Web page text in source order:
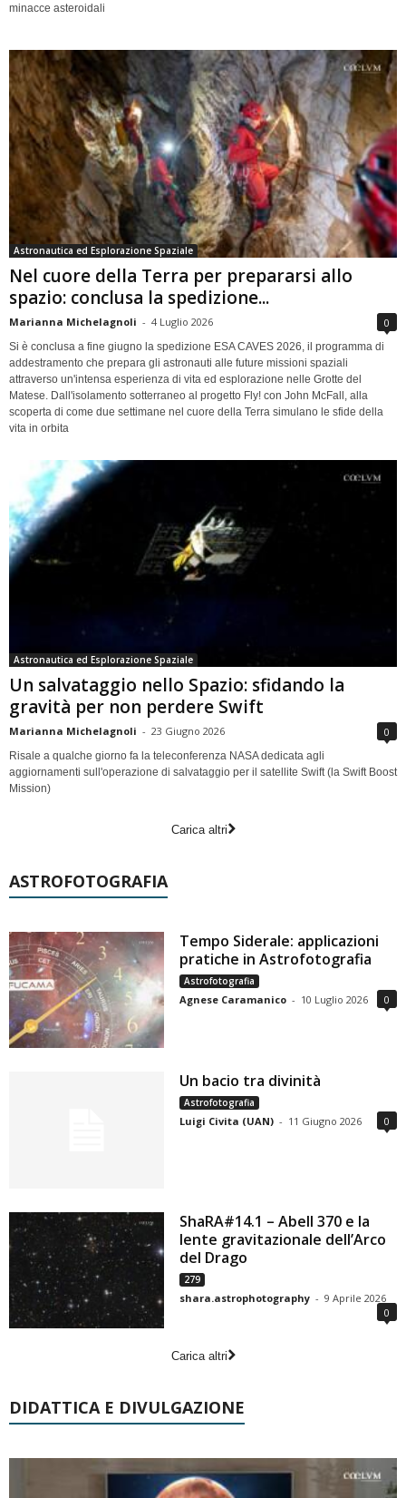
minacce asteroidali
Astronautica ed Esplorazione Spaziale
Nel cuore della Terra per prepararsi allo
spazio: conclusa la spedizione...
Marianna Michelagnoli - 4 Luglio 2026 0
Si è conclusa a fine giugno la spedizione ESA CAVES 2026, il programma di
addestramento che prepara gli astronauti alle future missioni spaziali
attraverso un'intensa esperienza di vita ed esplorazione nelle Grotte del
Matese. Dall'isolamento sotterraneo al progetto Fly! con John McFall, alla
scoperta di come due settimane nel cuore della Terra simulano le sfide della
vita in orbita
Astronautica ed Esplorazione Spaziale
Un salvataggio nello Spazio: sfidando la
gravità per non perdere Swift
Marianna Michelagnoli - 23 Giugno 2026 0
Risale a qualche giorno fa la teleconferenza NASA dedicata agli
aggiornamenti sull'operazione di salvataggio per il satellite Swift (la Swift Boost
Mission)
Carica altri
ASTROFOTOGRAFIA
Tempo Siderale: applicazioni
pratiche in Astrofotografia
Astrofotografia
Agnese Caramanico - 10 Luglio 2026 0
Un bacio tra divinità
Astrofotografia
Luigi Civita (UAN) - 11 Giugno 2026 0
ShaRA#14.1 – Abell 370 e la
lente gravitazionale dell’Arco
del Drago
279
shara.astrophotography - 9 Aprile 2026
0
Carica altri
DIDATTICA E DIVULGAZIONE